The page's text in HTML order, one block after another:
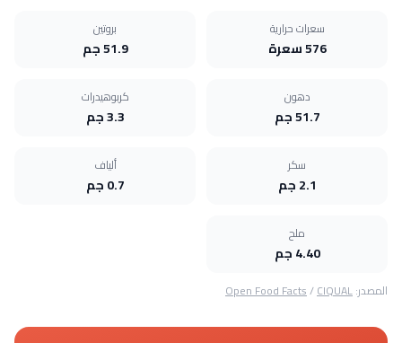
سعرات حرارية
576 سعرة
بروتين
51.9 جم
دهون
51.7 جم
كربوهيدرات
3.3 جم
سكر
2.1 جم
ألياف
0.7 جم
ملح
4.40 جم
المصدر: Open Food Facts/CIQUAL